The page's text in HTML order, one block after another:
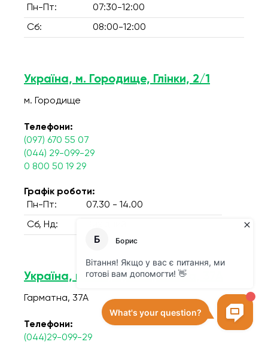
Пн-Пт:
07:30-12:00
Сб: 08:00-12:00
Україна, м. Городище, Глінки, 2/1
м. Городище
Телефони:
(097) 670 55 07
(044) 29-099-29
0 800 50 19 29
Графік роботи:
Пн-Пт:
07.30 - 14.00
Сб, Нд:
Україна, м.Київ, вул. Гарматна, 37А
Гарматна, 37А
Телефони:
(044)29-099-29